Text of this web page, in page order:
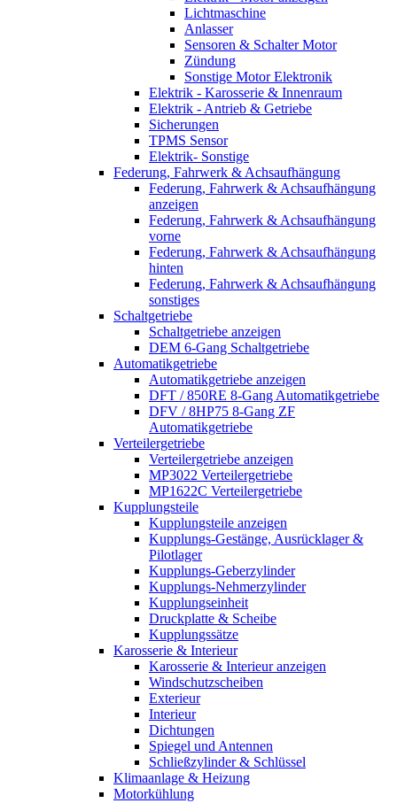
Lichtmaschine
Anlasser
Sensoren & Schalter Motor
Zündung
Sonstige Motor Elektronik
Elektrik - Karosserie & Innenraum
Elektrik - Antrieb & Getriebe
Sicherungen
TPMS Sensor
Elektrik- Sonstige
Federung, Fahrwerk & Achsaufhängung
Federung, Fahrwerk & Achsaufhängung
anzeigen
Federung, Fahrwerk & Achsaufhängung
vorne
Federung, Fahrwerk & Achsaufhängung
hinten
Federung, Fahrwerk & Achsaufhängung
sonstiges
Schaltgetriebe
Schaltgetriebe anzeigen
DEM 6-Gang Schaltgetriebe
Automatikgetriebe
Automatikgetriebe anzeigen
DFT / 850RE 8-Gang Automatikgetriebe
DFV / 8HP75 8-Gang ZF
Automatikgetriebe
Verteilergetriebe
Verteilergetriebe anzeigen
MP3022 Verteilergetriebe
MP1622C Verteilergetriebe
Kupplungsteile
Kupplungsteile anzeigen
Kupplungs-Gestänge, Ausrücklager &
Pilotlager
Kupplungs-Geberzylinder
Kupplungs-Nehmerzylinder
Kupplungseinheit
Druckplatte & Scheibe
Kupplungssätze
Karosserie & Interieur
Karosserie & Interieur anzeigen
Windschutzscheiben
Exterieur
Interieur
Dichtungen
Spiegel und Antennen
Schließzylinder & Schlüssel
Klimaanlage & Heizung
Motorkühlung